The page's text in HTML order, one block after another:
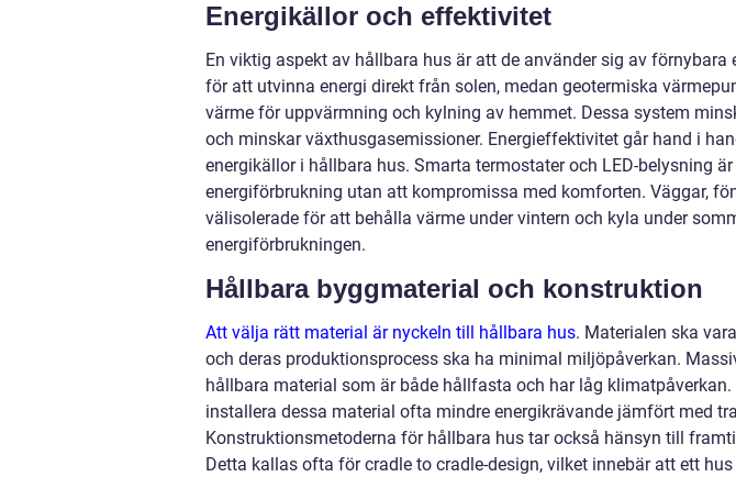
Energikällor och effektivitet
En viktig aspekt av hållbara hus är att de använder sig av förnybara
för att utvinna energi direkt från solen, medan geotermiska
värme för uppvärmning och kylning av hemmet. Dessa system
och minskar växthusgasemissioner. Energieffektivitet går hand i
energikällor i hållbara hus. Smarta termostater och LED-belysning
energiförbrukning utan att kompromissa med komforten. Väggar,
välisolerade för att behålla värme under vintern och kyla under
energiförbrukningen.
Hållbara byggmaterial och konstruktion
Att välja rätt material är nyckeln till hållbara hus. Materialen ska
och deras produktionsprocess ska ha minimal miljöpåverkan.
hållbara material som är både hållfasta och har låg
installera dessa material ofta mindre energikrävande jämfört med
Konstruktionsmetoderna för hållbara hus tar också hänsyn till
Detta kallas ofta för cradle to cradle-design, vilket innebär att ett